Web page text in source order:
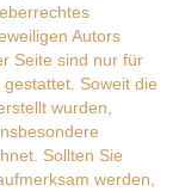
Autors
Seite sind nur für
Soweit die
wurden,
Sollten Sie
werden,